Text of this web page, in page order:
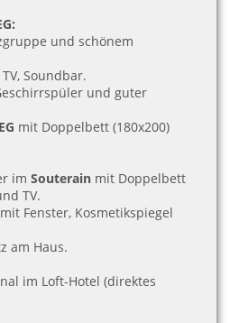
und schönem
Soundbar.
und guter
EG mit Doppelbett (180x200)
im Souterain mit Doppelbett
TV.
Fenster, Kosmetikspiegel
am Haus.
im Loft-Hotel (direktes